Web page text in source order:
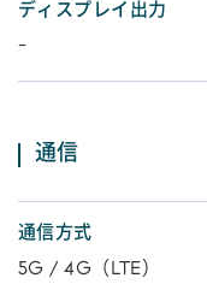
ディスプレイ出力
-
通信
通信方式
5G / 4G（LTE）